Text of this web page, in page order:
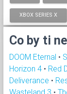
XBOX SERIES X
Co by ti
DOOM Eternal •
Horizon 4 • Red
Deliverance •
Wasteland 3 •